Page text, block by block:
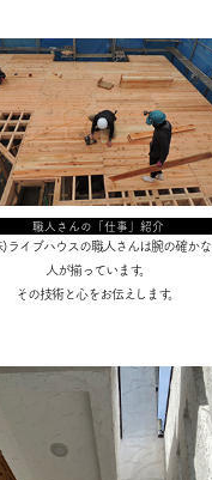
職人さんの「仕事」紹介
)ライブハウスの職人さんは腕の確かな
人が揃っています。
その技術と心をお伝えします。